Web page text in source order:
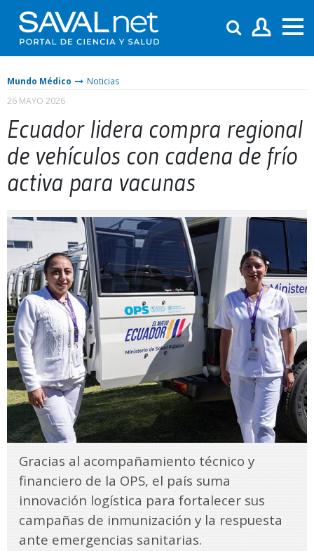
Mundo Médico
Noticias
26 MAYO 2026
Ecuador lidera compra regional
de vehículos con cadena de frío
activa para vacunas
Gracias al acompañamiento técnico y
financiero de la OPS, el país suma
innovación logística para fortalecer sus
campañas de inmunización y la respuesta
ante emergencias sanitarias.